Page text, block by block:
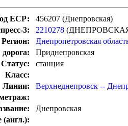
ЕСР:
456207 (Днепровская)
3:
2210278
Регион:
Днепропетровская
Приднепровская
Статус:
станция
Класс:
Линии:
Верхнеднепровск --
Днепровская
(англ.):